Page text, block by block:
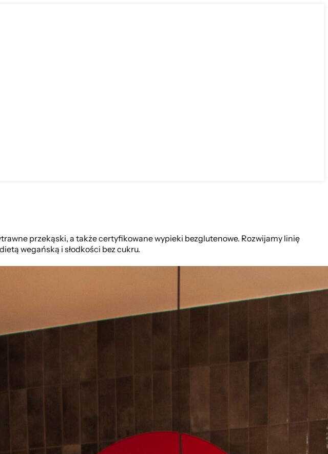
przekąski, a także certyfikowane wypieki bezglutenowe. Rozwijamy linię
wegańską i słodkości bez cukru.